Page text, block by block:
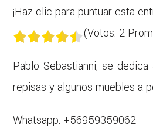
¡Haz clic para puntuar esta
(Votos: 2
Pablo Sebastianni, se
repisas y algunos muebles a
Whatsapp: +56959359062